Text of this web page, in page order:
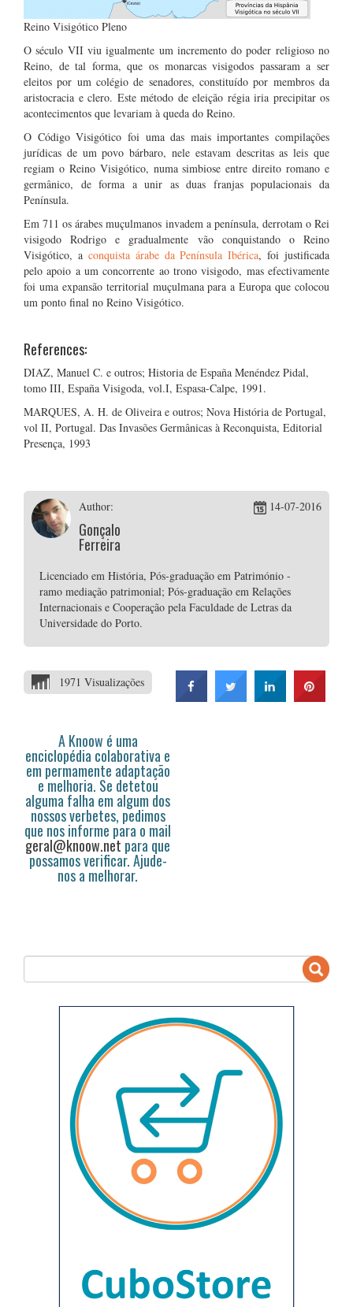
Reino Visigótico Pleno
O século VII viu igualmente um incremento do poder religioso no
Reino, de tal forma, que os monarcas visigodos passaram a ser
eleitos por um colégio de senadores, constituído por membros da
aristocracia e clero. Este método de eleição régia iria precipitar os
acontecimentos que levariam à queda do Reino.
O Código Visigótico foi uma das mais importantes compilações
jurídicas de um povo bárbaro, nele estavam descritas as leis que
regiam o Reino Visigótico, numa simbiose entre direito romano e
germânico, de forma a unir as duas franjas populacionais da
Península.
Em 711 os árabes muçulmanos invadem a península, derrotam o Rei
visigodo Rodrigo e gradualmente vão conquistando o Reino
Visigótico, a conquista árabe da Península Ibérica, foi justificada
pelo apoio a um concorrente ao trono visigodo, mas efectivamente
foi uma expansão territorial muçulmana para a Europa que colocou
um ponto final no Reino Visigótico.
References:
DIAZ, Manuel C. e outros; Historia de España Menéndez Pidal,
tomo III, España Visigoda, vol.I, Espasa-Calpe, 1991.
MARQUES, A. H. de Oliveira e outros; Nova História de Portugal,
vol II, Portugal. Das Invasões Germânicas à Reconquista, Editorial
Presença, 1993
Author:
Gonçalo
Ferreira
14-07-2016
Licenciado em História, Pós-graduação em Património -
ramo mediação patrimonial; Pós-graduação em Relações
Internacionais e Cooperação pela Faculdade de Letras da
Universidade do Porto.
1971 Visualizações
A Knoow é uma
enciclopédia colaborativa e
em permamente adaptação
e melhoria. Se detetou
alguma falha em algum dos
nossos verbetes, pedimos
que nos informe para o mail
geral@knoow.net para que
possamos verificar. Ajude-
nos a melhorar.